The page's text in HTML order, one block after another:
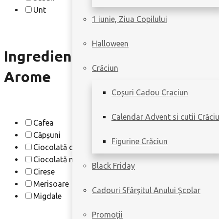
1 iunie, Ziua Copilului
Halloween
Crăciun
Coșuri Cadou Craciun
Calendar Advent si cutii
Figurine Crăciun
Black Friday
Cadouri Sfârșitul Anului Școlar
Promoții
Unt
Ingrediente &
Arome
Cafea
Căpșuni
Ciocolată cu lapte
Ciocolată neagră
Cirese
Merisoare
Migdale